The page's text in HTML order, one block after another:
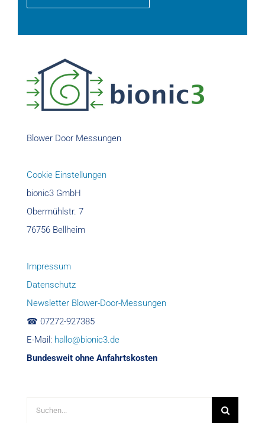
Blower Door Messungen
Cookie Einstellungen
bionic3 GmbH
Obermühlstr. 7
76756 Bellheim
Impressum
Datenschutz
Newsletter Blower-Door-Messungen
☎︎ 07272-927385
E-Mail: hallo@bionic3.de
Bundesweit ohne Anfahrtskosten
Suche